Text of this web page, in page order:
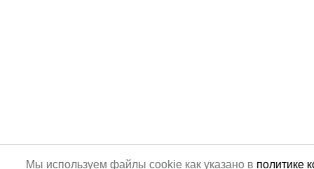
Мы используем файлы cookie как указано в политике